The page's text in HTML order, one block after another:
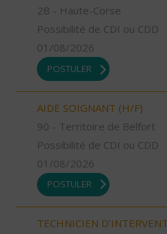
2B - Haute-Corse
Possibilité de CDI ou CDD
01/08/2026
POSTULER
AIDE SOIGNANT (H/F)
90 - Territoire de Belfort
Possibilité de CDI ou CDD
01/08/2026
POSTULER
TECHNICIEN